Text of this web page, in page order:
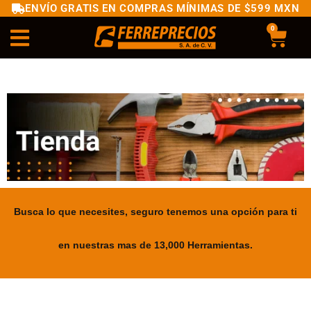
ENVÍO GRATIS EN COMPRAS MÍNIMAS DE $599 MXN
0
Busca lo que necesites, seguro tenemos una opción para ti
en nuestras mas de 13,000 Herramientas.